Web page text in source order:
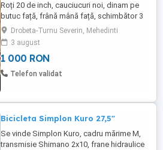
Roți 20 de inch, cauciucuri noi, dinam pe
butuc față, frână mână față, schimbător 3
viteze, butuc spate, sistem lumină
complet, foarte puțin folosită, aspect și
funcționare perfectă.
Drobeta-Turnu Severin, Mehedinti
3 august
1 000 RON
Telefon validat
Bicicleta Simplon Kuro 27,5"
Se vinde Simplon Kuro, cadru mărime M,
transmisie Shimano 2x10, frane hidraulice